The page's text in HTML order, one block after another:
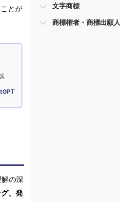
とが
の深
、発
文字商標
商標権者・商標出願人